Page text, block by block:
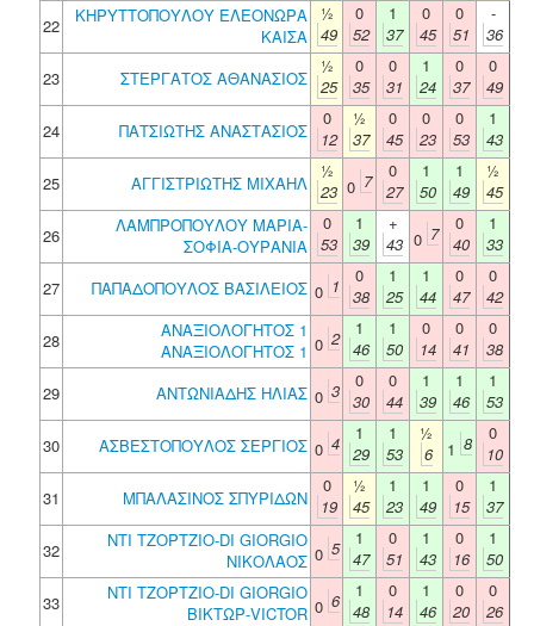
22
ΚΗΡΥΤΤΟΠΟΥΛΟΥ ΕΛΕΟΝΩΡΑ
ΚΑΙΣΑ
½
49
0
52
1
37
0
45
0
51
-
36
23
ΣΤΕΡΓΑΤΟΣ ΑΘΑΝΑΣΙΟΣ
½
25
0
35
0
31
1
24
0
37
0
49
24
ΠΑΤΣΙΩΤΗΣ ΑΝΑΣΤΑΣΙΟΣ
0
12
½
37
0
45
0
23
0
53
1
43
25
ΑΓΓΙΣΤΡΙΩΤΗΣ ΜΙΧΑΗΛ
½
23 0 7
0
27
1
50
1
49
½
45
26
ΛΑΜΠΡΟΠΟΥΛΟΥ ΜΑΡΙΑ-
ΣΟΦΙΑ-ΟΥΡΑΝΙΑ
0
53
1
39
+
43 0 7
0
40
1
33
27
ΠΑΠΑΔΟΠΟΥΛΟΣ ΒΑΣΙΛΕΙΟΣ 0 1
0
38
1
25
1
44
0
47
0
42
28
ΑΝΑΞΙΟΛΟΓΗΤΟΣ 1
ΑΝΑΞΙΟΛΟΓΗΤΟΣ 1 0 2
1
46
1
50
0
14
0
41
0
38
29
ΑΝΤΩΝΙΑΔΗΣ ΗΛΙΑΣ 0 3
0
30
0
44
1
39
1
46
1
53
30
ΑΣΒΕΣΤΟΠΟΥΛΟΣ ΣΕΡΓΙΟΣ 0 4
1
29
1
53
½
6
1 8
0
10
31
ΜΠΑΛΑΣΙΝΟΣ ΣΠΥΡΙΔΩΝ
0
19
½
45
1
23
1
49
0
15
1
37
32
ΝΤΙ ΤΖΟΡΤΖΙΟ-DI GIORGIO
ΝΙΚΟΛΑΟΣ 0 5
1
47
0
51
1
43
0
16
1
50
33
ΝΤΙ ΤΖΟΡΤΖΙΟ-DI GIORGIO
ΒΙΚΤΩΡ-VICTOR 0 6
1
48
0
14
1
46
0
20
0
26